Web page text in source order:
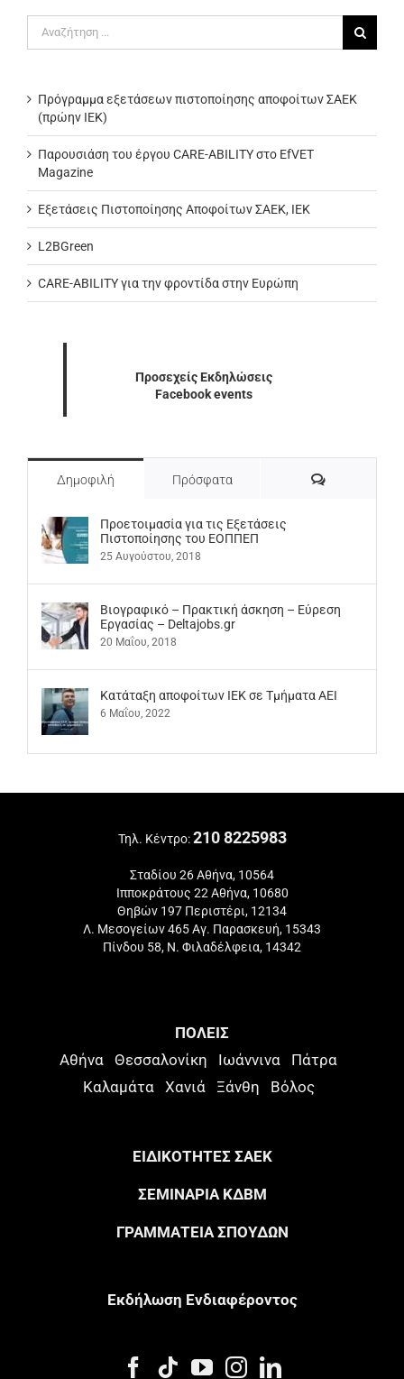
Πρόγραμμα εξετάσεων πιστοποίησης αποφοίτων ΣΑΕΚ
(πρώην ΙΕΚ)
Παρουσιάση του έργου CARE-ABILITY στο EfVET
Magazine
Εξετάσεις Πιστοποίησης Αποφοίτων ΣΑΕΚ, ΙΕΚ
L2BGreen
CARE-ABILITY για την φροντίδα στην Ευρώπη
Προσεχείς Εκδηλώσεις
Facebook events
Δημοφιλή Πρόσφατα Σχόλια
Προετοιμασία για τις Εξετάσεις
Πιστοποίησης του ΕΟΠΠΕΠ
25 Αυγούστου, 2018
Βιογραφικό – Πρακτική άσκηση – Εύρεση
Εργασίας – Deltajobs.gr
20 Μαΐου, 2018
Kατάταξη αποφοίτων ΙΕΚ σε Τμήματα ΑΕΙ
6 Μαΐου, 2022
Τηλ. Κέντρο:210 8225983
Σταδίου 26 Αθήνα, 10564
Ιπποκράτους 22 Αθήνα, 10680
Θηβών 197 Περιστέρι, 12134
Λ. Μεσογείων 465 Αγ. Παρασκευή, 15343
Πίνδου 58, Ν. Φιλαδέλφεια, 14342
ΠΟΛΕΙΣ
Αθήνα Θεσσαλονίκη Ιωάννινα
Πάτρα
Καλαμάτα
Χανιά Ξάνθη Βόλος
ΕΙΔΙΚΟΤΗΤΕΣ ΣΑΕΚ
ΣΕΜΙΝΑΡΙΑ ΚΔΒΜ
ΓΡΑΜΜΑΤΕΙΑ ΣΠΟΥΔΩΝ
Eκδήλωση Eνδιαφέροντος